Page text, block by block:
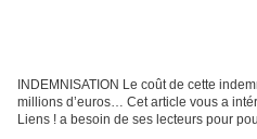
INDEMNISATION Le coût de cette
millions d’euros… Cet article vous a
Liens ! a besoin de ses lecteurs pour